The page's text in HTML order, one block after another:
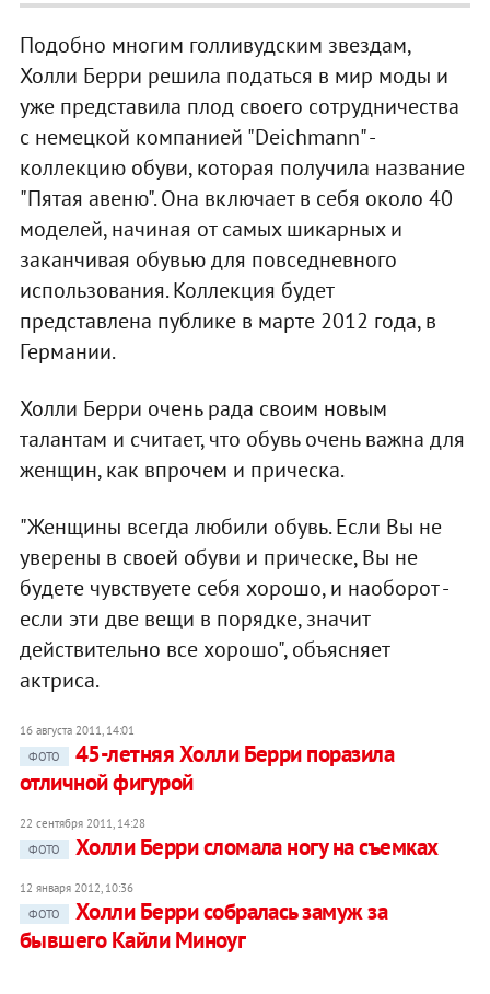
Подобно многим голливудским звездам,
Холли Берри решила податься в мир моды и
уже представила плод своего сотрудничества
с немецкой компанией "Deichmann" -
коллекцию обуви, которая получила название
"Пятая авеню". Она включает в себя около 40
моделей, начиная от самых шикарных и
заканчивая обувью для повседневного
использования. Коллекция будет
представлена публике в марте 2012 года, в
Германии.
Холли Берри очень рада своим новым
талантам и считает, что обувь очень важна для
женщин, как впрочем и прическа.
"Женщины всегда любили обувь. Если Вы не
уверены в своей обуви и прическе, Вы не
будете чувствуете себя хорошо, и наоборот -
если эти две вещи в порядке, значит
действительно все хорошо", объясняет
актриса.
16 августа 2011, 14:01
ФОТО
45-летняя Холли Берри поразила
отличной фигурой
22 сентября 2011, 14:28
ФОТО
Холли Берри сломала ногу на съемках
12 января 2012, 10:36
ФОТО
Холли Берри собралась замуж за
бывшего Кайли Миноуг